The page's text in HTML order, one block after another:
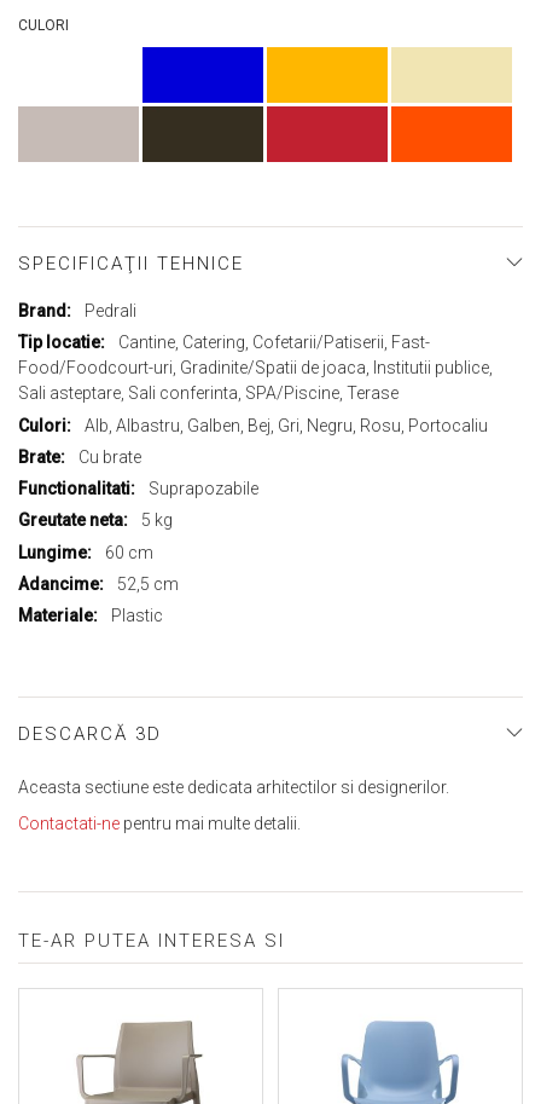
CULORI
SPECIFICAŢII TEHNICE
Mai
multe
informații
Pedrali
Cantine, Catering, Cofetarii/Patiserii, Fast-
Food/Foodcourt-uri, Gradinite/Spatii de joaca, Institutii publice,
Sali asteptare, Sali conferinta, SPA/Piscine, Terase
Alb, Albastru, Galben, Bej, Gri, Negru, Rosu, Portocaliu
Cu brate
Suprapozabile
5 kg
60 cm
52,5 cm
Plastic
DESCARCĂ 3D
Aceasta sectiune este dedicata arhitectilor si designerilor.
Contactati-ne pentru mai multe detalii.
TE-AR PUTEA INTERESA SI